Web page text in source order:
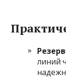
линий